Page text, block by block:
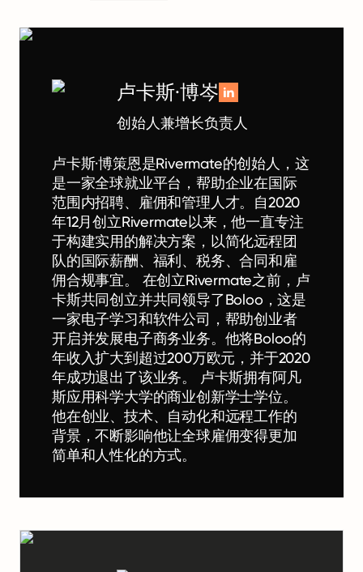
卢卡斯·博岑
创始人兼增长负责人
卢卡斯·博策恩是Rivermate的创始人，这
是一家全球就业平台，帮助企业在国际
范围内招聘、雇佣和管理人才。自2020
年12月创立Rivermate以来，他一直专注
于构建实用的解决方案，以简化远程团
队的国际薪酬、福利、税务、合同和雇
佣合规事宜。 在创立Rivermate之前，卢
卡斯共同创立并共同领导了Boloo，这是
一家电子学习和软件公司，帮助创业者
开启并发展电子商务业务。他将Boloo的
年收入扩大到超过200万欧元，并于2020
年成功退出了该业务。 卢卡斯拥有阿凡
斯应用科学大学的商业创新学士学位。
他在创业、技术、自动化和远程工作的
背景，不断影响他让全球雇佣变得更加
简单和人性化的方式。